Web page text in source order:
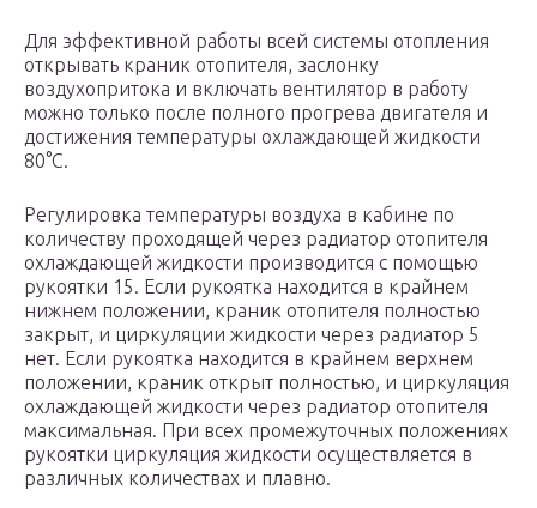
Для эффективной работы всей системы отопления
открывать краник отопителя, заслонку
воздухопритока и включать вентилятор в работу
можно только после полного прогрева двигателя и
достижения температуры охлаждающей жидкости
80°С.
Регулировка температуры воздуха в кабине по
количеству проходящей через радиатор отопителя
охлаждающей жидкости производится с помощью
рукоятки 15. Если рукоятка находится в крайнем
нижнем положении, краник отопителя полностью
закрыт, и циркуляции жидкости через радиатор 5
нет. Если рукоятка находится в крайнем верхнем
положении, краник открыт полностью, и циркуляция
охлаждающей жидкости через радиатор отопителя
максимальная. При всех промежуточных положениях
рукоятки циркуляция жидкости осуществляется в
различных количествах и плавно.